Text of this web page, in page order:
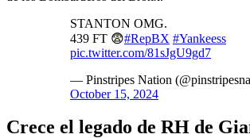
STANTON OMG.
439 FT 😨#RepBX #Yankeess
pic.twitter.com/81sJgU9gd7
— Pinstripes Nation
October 15, 2024
Crece el legado de RH de